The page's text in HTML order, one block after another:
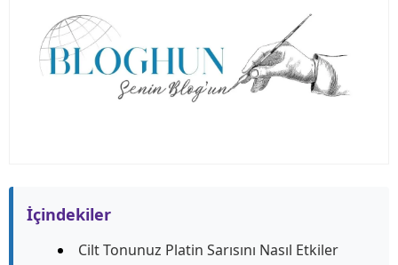
İçindekiler
Cilt Tonunuz Platin Sarısını Nasıl Etkiler